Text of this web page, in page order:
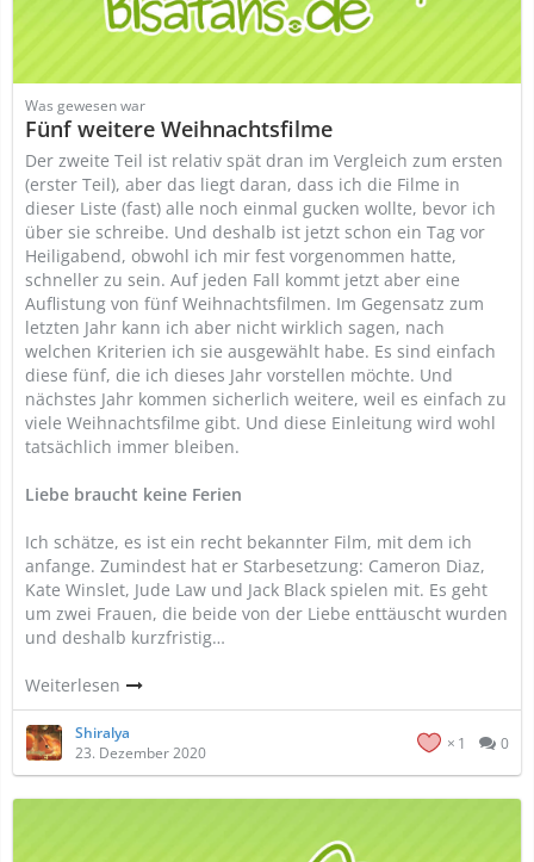
Was gewesen war
Fünf weitere Weihnachtsfilme
Der zweite Teil ist relativ spät dran im Vergleich zum ersten
(erster Teil), aber das liegt daran, dass ich die Filme in
dieser Liste (fast) alle noch einmal gucken wollte, bevor ich
über sie schreibe. Und deshalb ist jetzt schon ein Tag vor
Heiligabend, obwohl ich mir fest vorgenommen hatte,
schneller zu sein. Auf jeden Fall kommt jetzt aber eine
Auflistung von fünf Weihnachtsfilmen. Im Gegensatz zum
letzten Jahr kann ich aber nicht wirklich sagen, nach
welchen Kriterien ich sie ausgewählt habe. Es sind einfach
diese fünf, die ich dieses Jahr vorstellen möchte. Und
nächstes Jahr kommen sicherlich weitere, weil es einfach zu
viele Weihnachtsfilme gibt. Und diese Einleitung wird wohl
tatsächlich immer bleiben.
Liebe braucht keine Ferien
Ich schätze, es ist ein recht bekannter Film, mit dem ich
anfange. Zumindest hat er Starbesetzung: Cameron Diaz,
Kate Winslet, Jude Law und Jack Black spielen mit. Es geht
um zwei Frauen, die beide von der Liebe enttäuscht wurden
und deshalb kurzfristig…
Weiterlesen
Shiralya
23. Dezember 2020
1 0